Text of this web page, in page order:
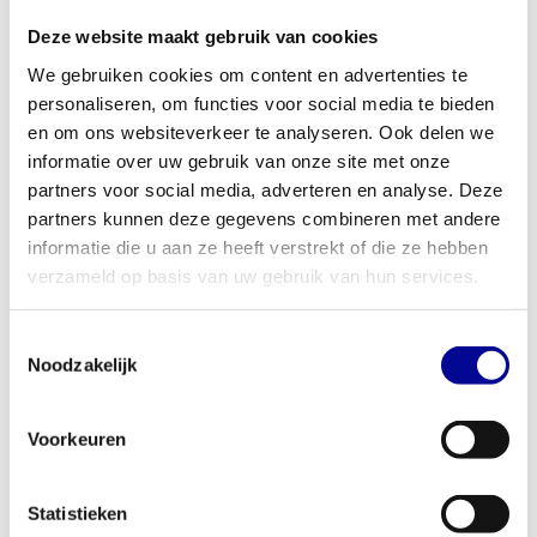
Deze website maakt gebruik van cookies
We gebruiken cookies om content en advertenties te
personaliseren, om functies voor social media te bieden
en om ons websiteverkeer te analyseren. Ook delen we
informatie over uw gebruik van onze site met onze
partners voor social media, adverteren en analyse. Deze
partners kunnen deze gegevens combineren met andere
informatie die u aan ze heeft verstrekt of die ze hebben
verzameld op basis van uw gebruik van hun services.
Noodzakelijk
Voorkeuren
Statistieken
gebouwd van een zwaar ijzeren frame en weegt 184 kg, wat zorgt
voor maximale stabiliteit , zelfs tijdens de meest intensieve
workouts. De soepele beweging en het instelbare gewicht maken
deze buikspiertrainer geschikt voor zowel beginners als
gevorderde sporters die huncore training serieus nemen.
Perfect voor thuis en professioneel gebruik
Deze Abdominal Crunch Machine is een uitstekende aanvulling op
elke trainingsruimte. Voor thuissporters die geen compromissen
zoals sportscholen, fysiotherapiepraktijken of hotels is dit
voor intensief en continu gebruik en biedt een uitstekende prijs-
kwaliteitverhouding. Ben je benieuwd naar de mogelijkheden voor
lease of huur.